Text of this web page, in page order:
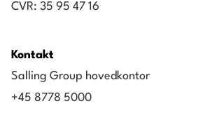
CVR: 35 95 47 16
Kontakt
Salling Group hovedkontor
+45 8778 5000